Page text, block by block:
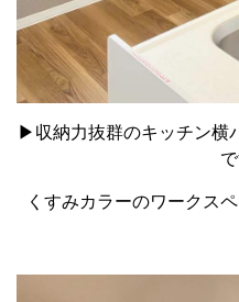
▶収納力抜群のキッチン横
で
くすみカラーのワークス